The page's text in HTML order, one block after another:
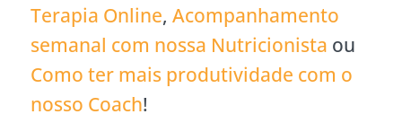
Terapia Online, Acompanhamento
semanal com nossa Nutricionista ou
Como ter mais produtividade com o
nosso Coach!